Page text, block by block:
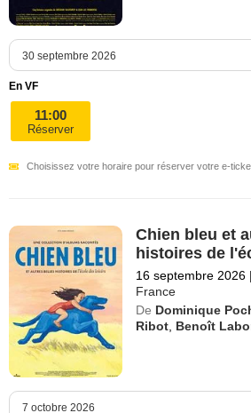
En VF
11:00
Réserver
Choisissez votre horaire pour réserver votre e-
Chien bleu et
histoires de
16 septembre 2026 |
France
De Dominique
Ribot Benoît